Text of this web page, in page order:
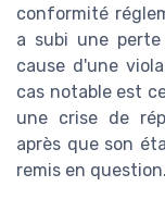
conformité
a subi une
cause d'une
cas notable est
une crise de
après que son
remis en question.